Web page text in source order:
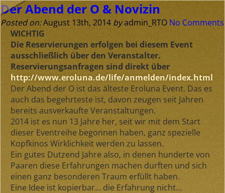
Der Abend der O & Novizin
Posted on:August 13th, 2014 byadmin_RTO No Comments
WICHTIG
Die Reservierungen erfolgen bei diesem Event
ausschließlich über den Veranstalter.
Reservierungsanfragen sind direkt über
http://www.eroluna.de/life/anmelden/index.html
Der Abend der O ist das älteste Eroluna Event. Das es
auch das begehrteste ist, davon zeugen seit Jahren
bereits ausverkaufte Veranstaltungen.
2014 ist es nun 13 Jahre her, seit wir mit dem Start
dieser Eventreihe begonnen haben, ganz spezielle
Kopfkinos Wirklichkeit werden zu lassen.
Ein gutes Dutzend Jahre also, in denen hunderte von
Paaren diese Erfahrungen machen durften und sich
einen ganz besonderen Traum erfüllt haben.
Eine Idee ist kopierbar… die Erfahrung nicht…